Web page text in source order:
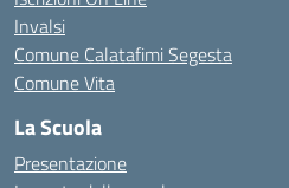
Invalsi
Comune Calatafimi Segesta
Comune Vita
La Scuola
Presentazione